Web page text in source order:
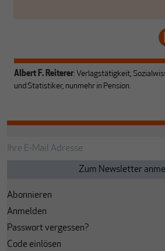
Albert F. Reiterer: Verlagstätigkeit,
und Statistiker, nunmehr in Pension.
Abonnieren
Anmelden
Passwort vergessen?
Code einlösen